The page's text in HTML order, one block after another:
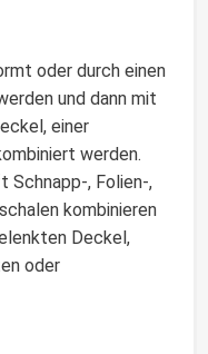
oder durch einen
und dann mit
einer
werden.
Schnapp-, Folien-,
kombinieren
Deckel,
oder